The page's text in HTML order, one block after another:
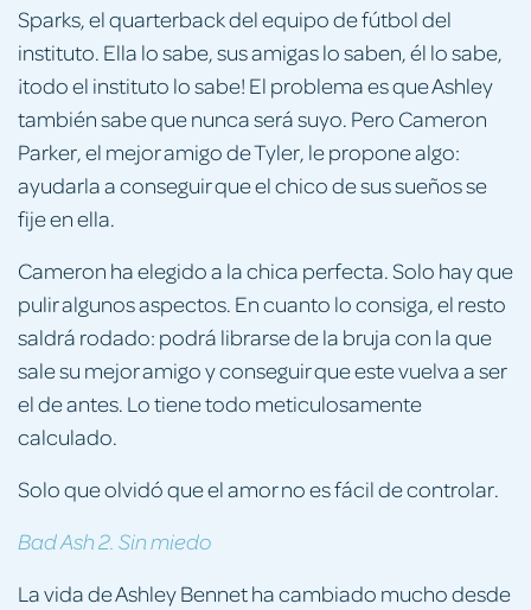
Sparks, el quarterback del equipo de fútbol del
instituto. Ella lo sabe, sus amigas lo saben, él lo sabe,
¡todo el instituto lo sabe! El problema es que Ashley
también sabe que nunca será suyo. Pero Cameron
Parker, el mejor amigo de Tyler, le propone algo:
ayudarla a conseguir que el chico de sus sueños se
fije en ella.
Cameron ha elegido a la chica perfecta. Solo hay que
pulir algunos aspectos. En cuanto lo consiga, el resto
saldrá rodado: podrá librarse de la bruja con la que
sale su mejor amigo y conseguir que este vuelva a ser
el de antes. Lo tiene todo meticulosamente
calculado.
Solo que olvidó que el amor no es fácil de controlar.
Bad Ash 2. Sin miedo
La vida de Ashley Bennet ha cambiado mucho desde